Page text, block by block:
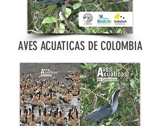
AVES ACUATICAS DE COLOMBIA